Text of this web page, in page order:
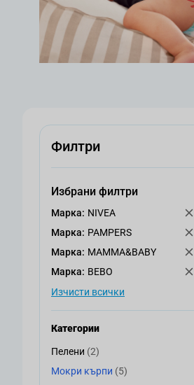
Филтри
Избрани филтри
Mарка: NIVEA
Mарка: PAMPERS
Mарка: MAMMA&BABY
Mарка: BEBO
Изчисти всички
Категории
Пелени
Пелени (2)
Мокри кърпи
Мокри кърпи (5)